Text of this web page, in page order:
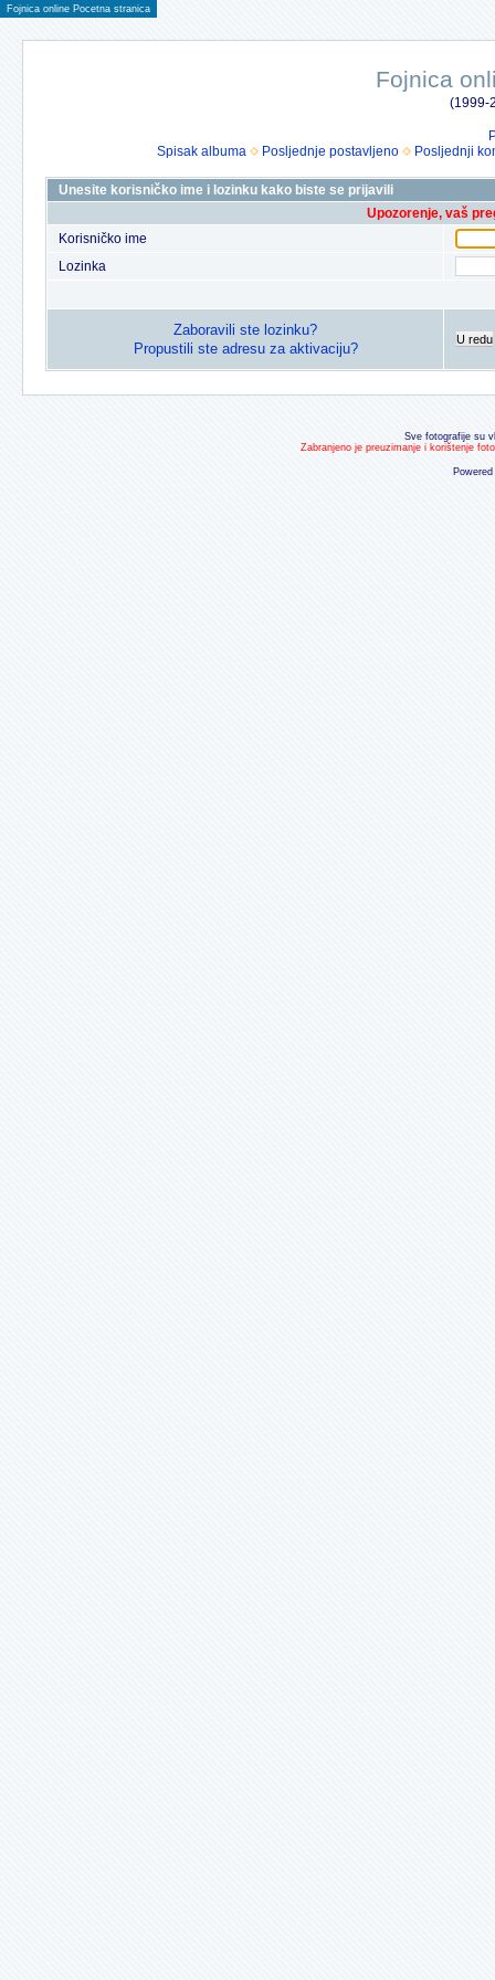
Fojnica online Pocetna stranica
Fojnica
(1999-
Spisak albuma
Posljednje postavljeno Posljednji
Unesite korisničko ime i lozinku kako biste se prijavili
Upozorenje, vaš
Korisničko ime
Lozinka
Zaboravili ste lozinku?
Propustili ste adresu za aktivaciju?
U redu
Sve fotografije su
Zabranjeno je preuzimanje i korištenje